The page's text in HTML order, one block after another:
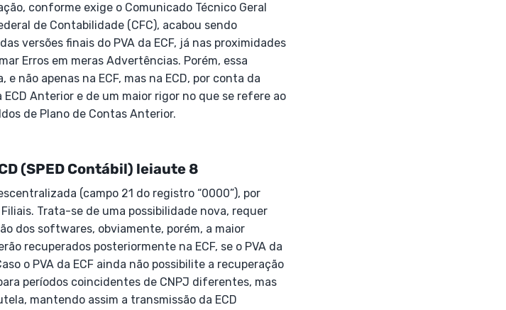
conforme exige o Comunicado Técnico Geral
de Contabilidade (CFC), acabou sendo
versões finais do PVA da ECF, já nas proximidades
Erros em meras Advertências. Porém, essa
não apenas na ECF, mas na ECD, por conta da
Anterior e de um maior rigor no que se refere ao
de Plano de Contas Anterior.
(SPED Contábil) leiaute 8
(campo 21 do registro “0000”), por
Trata-se de uma possibilidade nova, requer
dos softwares, obviamente, porém, a maior
recuperados posteriormente na ECF, se o PVA da
o PVA da ECF ainda não possibilite a recuperação
períodos coincidentes de CNPJ diferentes, mas
mantendo assim a transmissão da ECD